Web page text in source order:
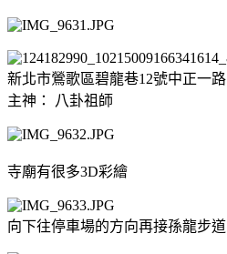
新北市鶯歌區碧龍巷12號中正一路
主神： 八卦祖師
寺廟有很多3D彩繪
向下往停車場的方向再接孫龍步道